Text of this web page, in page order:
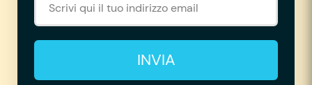
INVIA